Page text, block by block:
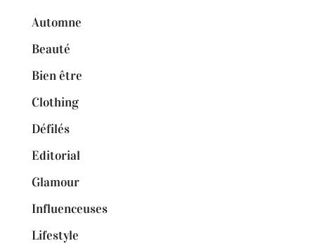
Automne
Beauté
Bien être
Clothing
Défilés
Editorial
Glamour
Influenceuses
Lifestyle